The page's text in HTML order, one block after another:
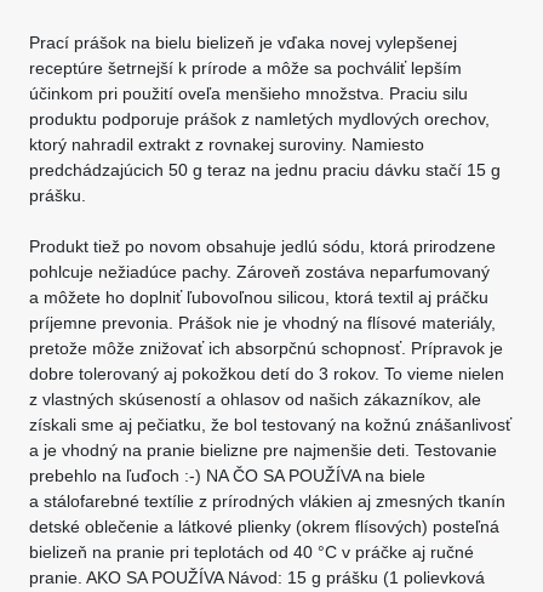
Prací prášok na bielu bielizeň je vďaka novej vylepšenej
receptúre šetrnejší k prírode a môže sa pochváliť lepším
účinkom pri použití oveľa menšieho množstva. Praciu silu
produktu podporuje prášok z namletých mydlových orechov,
ktorý nahradil extrakt z rovnakej suroviny. Namiesto
predchádzajúcich 50 g teraz na jednu praciu dávku stačí 15 g
prášku.
Produkt tiež po novom obsahuje jedlú sódu, ktorá prirodzene
pohlcuje nežiadúce pachy. Zároveň zostáva neparfumovaný
a môžete ho doplniť ľubovoľnou silicou, ktorá textil aj práčku
príjemne prevonia. Prášok nie je vhodný na flísové materiály,
pretože môže znižovať ich absorpčnú schopnosť. Prípravok je
dobre tolerovaný aj pokožkou detí do 3 rokov. To vieme nielen
z vlastných skúseností a ohlasov od našich zákazníkov, ale
získali sme aj pečiatku, že bol testovaný na kožnú znášanlivosť
a je vhodný na pranie bielizne pre najmenšie deti. Testovanie
prebehlo na ľuďoch :-) NA ČO SA POUŽÍVA na biele
a stálofarebné textílie z prírodných vlákien aj zmesných tkanín
detské oblečenie a látkové plienky (okrem flísových) posteľná
bielizeň na pranie pri teplotách od 40 °C v práčke aj ručné
pranie. AKO SA POUŽÍVA Návod: 15 g prášku (1 polievková